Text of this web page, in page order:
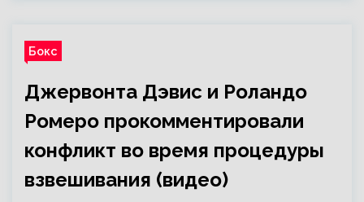
Бокс
Джервонта Дэвис и Роландо
Ромеро прокомментировали
конфликт во время процедуры
взвешивания (видео)